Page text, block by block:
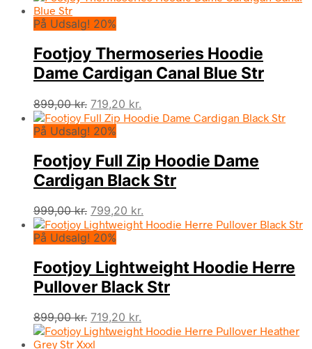
På Udsalg! 20%
Footjoy Thermoseries Hoodie
Dame Cardigan Canal Blue Str
899,00kr. Den
oprindelige
pris
899,00 kr..
719,20 kr.
aktuelle
719,20 kr..
På Udsalg! 20%
Footjoy Full Zip Hoodie Dame
Cardigan Black Str
999,00kr. Den
oprindelige
pris
999,00 kr..
799,20 kr.
aktuelle
799,20 kr..
På Udsalg! 20%
Footjoy Lightweight Hoodie Herre
Pullover Black Str
899,00kr. Den
oprindelige
pris
719,20 kr.
aktuelle